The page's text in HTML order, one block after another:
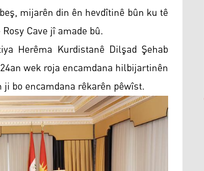
mijarên din ên hevdîtinê bûn ku tê
Cave jî amade bû.
Herêma Kurdistanê Dilşad Şehab
wek roja encamdana hilbijartinên
bo encamdana rêkarên pêwîst.